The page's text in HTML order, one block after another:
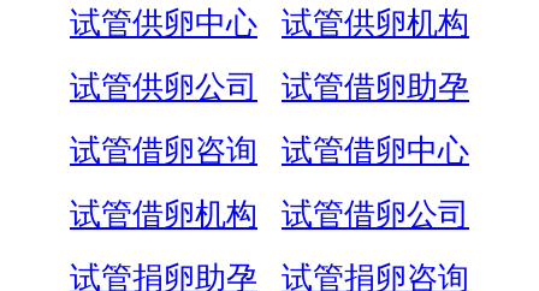
试管供卵中心
试管供卵机构
试管供卵公司
试管借卵助孕
试管借卵咨询
试管借卵中心
试管借卵机构
试管借卵公司
试管捐卵助孕
试管捐卵咨询